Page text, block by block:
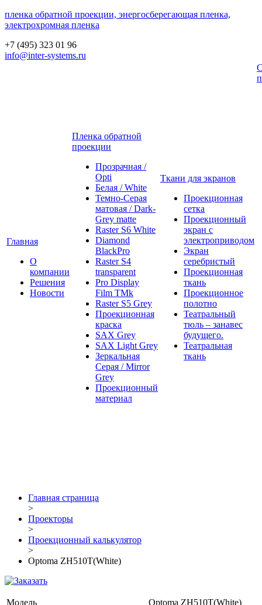
пленка обратной проекции, энергосберегающая пленка,
электрохромная пленка
+7 (495) 323 01 96
info@inter-systems.ru
Главная
О
компании
Решения
Новости
Пленка обратной
проекции
Прозрачная /
Opti
Белая / White
Темно-Серая
матовая / Dark-
Grey matte
Raster S6 White
Diamond
BlackPro
Raster S4
transparent
Pro Display
Film ТМk
Raster S5 Grey
Проекционная
краска
SAX Grey
SAX Light Grey
Зеркальная
Серая / Mirror
Grey
Проекционный
материал
Ткани для экранов
Проекционная
сетка
Проекционный
экран с
электроприводом
Экран
серебристый
Проекционная
ткань
Проекционное
полотно
Театральный
тюль – занавес
будущего.
Театральная
ткань
Главная страница
>
Проекторы
>
Проекционный калькулятор
>
Optoma ZH510T(White)
Модель
Optoma ZH510T(White)